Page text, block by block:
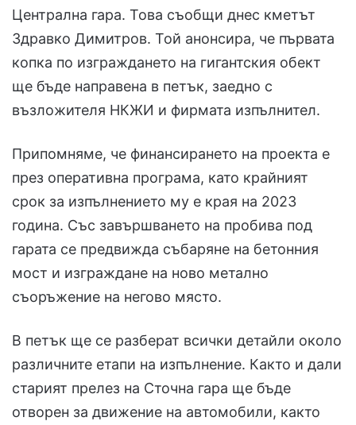
Централна гара. Това съобщи днес кметът
Здравко Димитров. Той анонсира, че първата
копка по изграждането на гигантския обект
ще бъде направена в петък, заедно с
възложителя НКЖИ и фирмата изпълнител.
Припомняме, че финансирането на проекта е
през оперативна програма, като крайният
срок за изпълнението му е края на 2023
година. Със завършването на пробива под
гарата се предвижда събаряне на бетонния
мост и изграждане на ново метално
съоръжение на негово място.
В петък ще се разберат всички детайли около
различните етапи на изпълнение. Както и дали
старият прелез на Сточна гара ще бъде
отворен за движение на автомобили, както